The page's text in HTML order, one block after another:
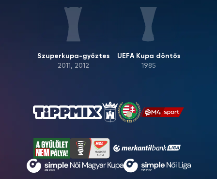
Szuperkupa-győztes
2011, 2012
UEFA Kupa döntős
1985